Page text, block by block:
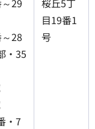
29
28
・35
・7
桜丘5丁
目19番1
号